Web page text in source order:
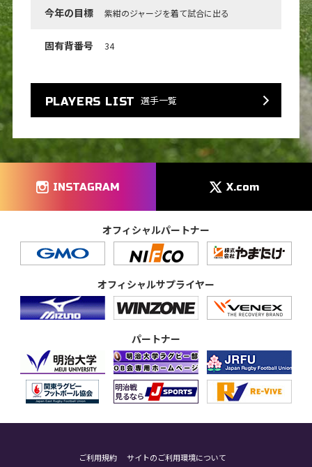
今年の目標 紫紺のジャージを着て試合に出る
固有背番号 34
PLAYERS LIST 選手一覧
INSTAGRAM X.com
オフィシャルパートナー
オフィシャルサプライヤー
パートナー
ご利用規約
サイトのご利用環境について